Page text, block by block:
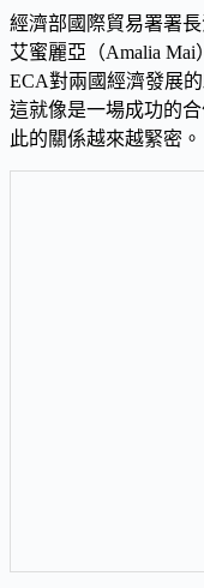
經濟部國際貿易署署
艾蜜麗亞（Amalia
ECA對兩國經濟發展
這就像是一場成功的
此的關係越來越緊密。